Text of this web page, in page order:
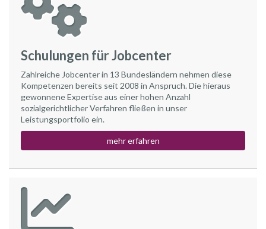
Schulungen für Jobcenter
Zahlreiche Jobcenter in 13 Bundesländern nehmen diese
Kompetenzen bereits seit 2008 in Anspruch. Die hieraus
gewonnene Expertise aus einer hohen Anzahl
sozialgerichtlicher Verfahren fließen in unser
Leistungsportfolio ein.
mehr erfahren